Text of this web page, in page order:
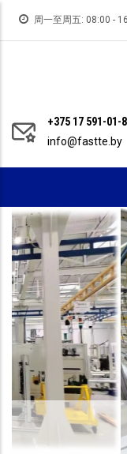
内
容
周一至周五: 08:00 -
+375 17 591-01-
info@fastte.by
机器人视觉检测